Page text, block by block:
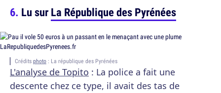
Lu surLa République des Pyrénées
Crédits photo : La république des Pyrénées
L'analyse de Topito : La police a fait une
descente chez ce type, il avait des tas de